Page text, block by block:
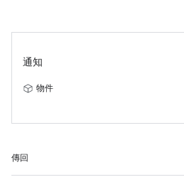
通知
物件
傳回